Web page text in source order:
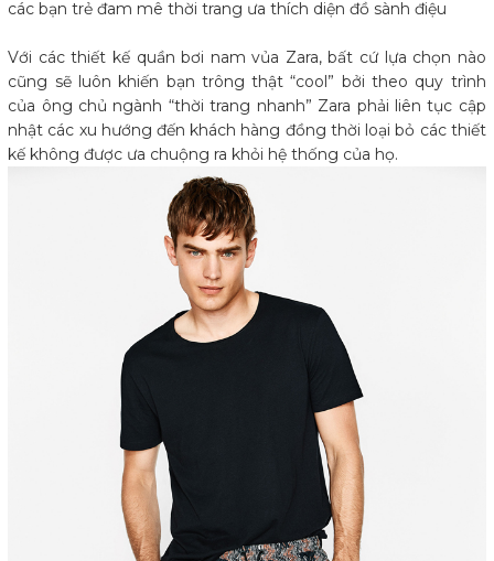
các bạn trẻ đam mê thời trang ưa thích diện đồ sành điệu
Với các thiết kế quần bơi nam vủa Zara, bất cứ lựa chọn nào
cũng sẽ luôn khiến bạn trông thật “cool” bởi theo quy trình
của ông chủ ngành “thời trang nhanh” Zara phải liên tục cập
nhật các xu hướng đến khách hàng đồng thời loại bỏ các thiết
kế không được ưa chuộng ra khỏi hệ thống của họ.